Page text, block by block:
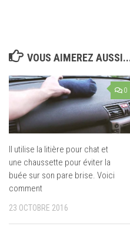
VOUS AIMEREZ
0
Il utilise la litière pour chat et
une chaussette pour éviter la
buée sur son pare brise. Voici
comment
23 OCTOBRE 2016